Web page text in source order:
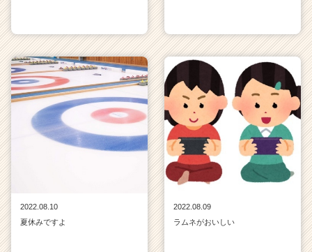
2022.08.10
夏休みですよ
2022.08.09
ラムネがおいしい